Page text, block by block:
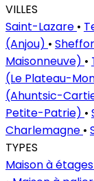
VILLES
Saint-Lazare •
(Anjou) •
Maisonneuve) •
(Le Plateau-
(Ahuntsic-
Petite-Patrie) •
Charlemagne •
TYPES
Maison à étages